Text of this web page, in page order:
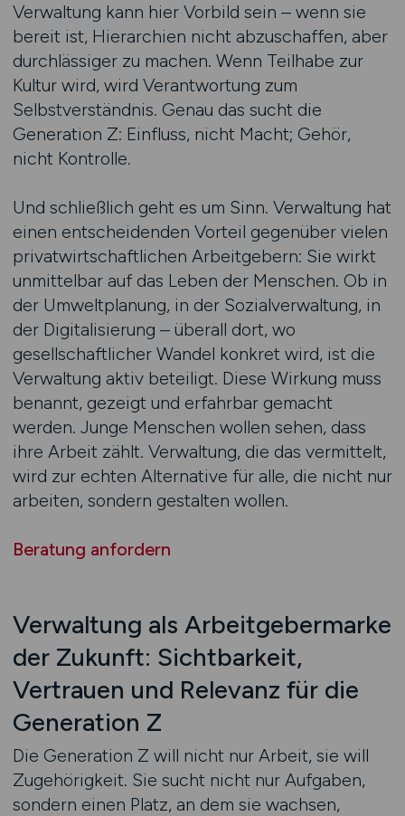
Verwaltung kann hier Vorbild sein – wenn sie
bereit ist, Hierarchien nicht abzuschaffen, aber
durchlässiger zu machen. Wenn Teilhabe zur
Kultur wird, wird Verantwortung zum
Selbstverständnis. Genau das sucht die
Generation Z: Einfluss, nicht Macht; Gehör,
nicht Kontrolle.
Und schließlich geht es um Sinn. Verwaltung hat
einen entscheidenden Vorteil gegenüber vielen
privatwirtschaftlichen Arbeitgebern: Sie wirkt
unmittelbar auf das Leben der Menschen. Ob in
der Umweltplanung, in der Sozialverwaltung, in
der Digitalisierung – überall dort, wo
gesellschaftlicher Wandel konkret wird, ist die
Verwaltung aktiv beteiligt. Diese Wirkung muss
benannt, gezeigt und erfahrbar gemacht
werden. Junge Menschen wollen sehen, dass
ihre Arbeit zählt. Verwaltung, die das vermittelt,
wird zur echten Alternative für alle, die nicht nur
arbeiten, sondern gestalten wollen.
Beratung anfordern
Verwaltung als Arbeitgebermarke
der Zukunft: Sichtbarkeit,
Vertrauen und Relevanz für die
Generation Z
Die Generation Z will nicht nur Arbeit, sie will
Zugehörigkeit. Sie sucht nicht nur Aufgaben,
sondern einen Platz, an dem sie wachsen,